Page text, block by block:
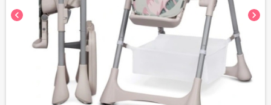
chevron_left chevron_right